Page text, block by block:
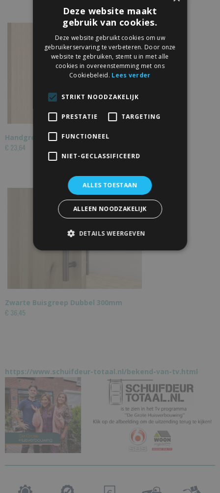
Handgreep buis met schuifdeurkom
€ 23,64
Zwarte Buisgreep Dubbel 300mm
€ 36,45
https://www.schuifdeur-totaal.nl/bekend-van-tv.html
Deze website maakt
gebruik van cookies.
Deze website gebruikt cookies om uw
gebruikerservaring te verbeteren. Door onze
website te gebruiken, stemt u in met alle
cookies in overeenstemming met ons
Cookiebeleid. Lees verder
STRIKT NOODZAKELIJK
PRESTATIE TARGETING
FUNCTIONEEL
NIET-GECLASSIFICEERD
ALLES TOESTAAN
ALLEEN NOODZAKELIJK
DETAILS WEERGEVEN